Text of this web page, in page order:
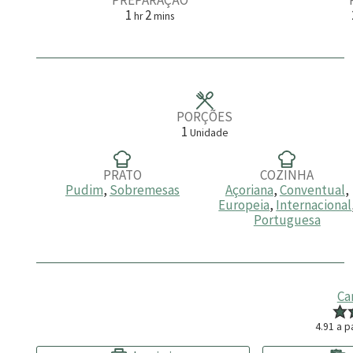
1h
a
hr 2m
u
mins
PORÇÕES
1 Unidade
PRATO
Pudim, Sobremesas
COZINHA
Açoriana,Conventual,
Europeia, Internacional
Portuguesa
4.91 a